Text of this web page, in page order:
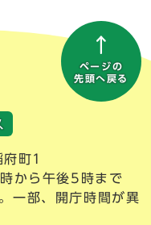
ページの
先頭へ戻る
町1
から午後5時まで
一部、開庁時間が異